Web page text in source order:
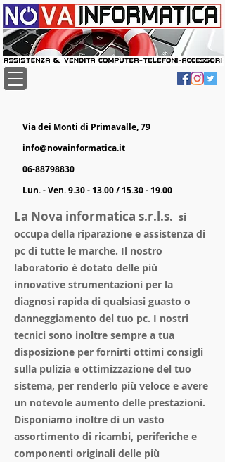
Via dei Monti di Primavalle, 79
info@novainformatica.it
06-88798830
Lun. - Ven.9.30 - 13.00/15.30 - 19.00
La Nova informatica s.r.l.s. si
occupa della riparazione e assistenza di
pc di tutte le marche. Il nostro
laboratorio è dotato delle più
innovative strumentazioni per la
diagnosi rapida di qualsiasi guasto o
danneggiamento del tuo pc. I nostri
tecnici sono inoltre sempre a tua
disposizione per fornirti ottimi consigli
sulla pulizia e ottimizzazione del tuo
sistema, per renderlo più veloce e avere
un notevole aumento delle prestazioni.
Disponiamo inoltre di un vasto
assortimento di ricambi, periferiche e
componenti originali delle più